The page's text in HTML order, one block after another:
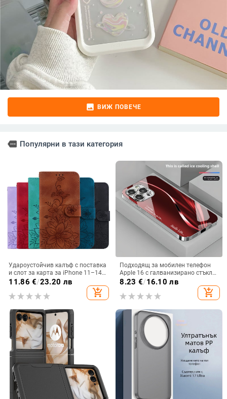
image ВИЖ ПОВЕЧЕ
more Популярни в тази категория
Удароустойчив калъф с поставка
и слот за карта за iPhone 11–14
Pro Max, изкуствена кожа,
11.86 €/23.20 лв
add_shopping_cart
Подходящ за мобилен телефон
Apple 16 с галванизирано стъкло
и ослепителна течаща светлина,
семпъл iPhone 17 Pro, модерен и
лек луксозен 14 Plus.
8.23 €/16.10 лв
add_shopping_cart